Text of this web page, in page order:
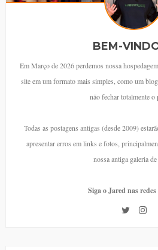
BEM-
Em Março de 2026 perdemos nossa
site em um formato mais simples, como um blog,
não fechar totalmente o
Todas as postagens antigas (desde 2009)
apresentar erros em links e fotos,
nossa antiga galeria
Siga o Jared nas redes